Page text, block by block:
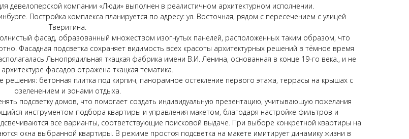
девелоперской компании «Люди» выполнен в реалистичном архитектурном исполнении.
Постройка комплекса планируется по адресу: ул. Восточная, рядом с пересечением с улицей
Тверитина.
фасад, образованный множеством изогнутых панелей, расположенных таким образом, что
Фасадная подсветка сохраняет видимость всех красоты архитектурных решений в тёмное время
Льнопрядильная ткацкая фабрика имени В.И. Ленина, основанная в конце 19-го века., и не
фасадов отражена ткацкая тематика.
бетонная плитка под кирпич, панорамное остекление первого этажа, террасы на крышах с
озеленением и зонами отдыха.
подсветку домов, что помогает создать индивидуальную презентацию, учитывающую пожелания
инструментом подбора квартиры и управления макетом, благодаря настройке фильтров и
все варианты, соответствующие поисковой выдаче. При выборе конкретной квартиры на
окна выбранной квартиры. В режиме простоя подсветка на макете имитирует динамику жизни в